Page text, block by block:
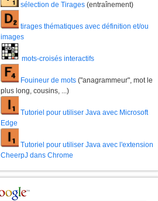
sélection de Tirages (entraînement)
tirages thématiques avec définition et/ou
images
mots-croisés interactifs
Fouineur de mots ("anagrammeur", mot le
plus long, cousins, ...)
Tutoriel pour utiliser Java avec Microsoft
Edge
Tutoriel pour utiliser Java avec l'extension
CheerpJ dans Chrome